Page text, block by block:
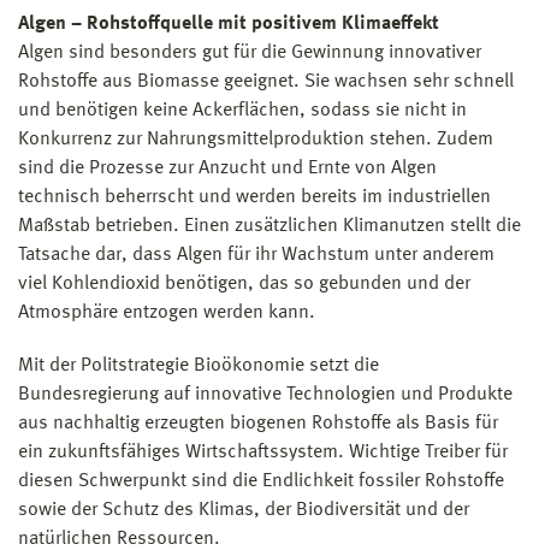
Algen – Rohstoffquelle mit positivem Klimaeffekt
Algen sind besonders gut für die Gewinnung innovativer
Rohstoffe aus Biomasse geeignet. Sie wachsen sehr schnell
und benötigen keine Ackerflächen, sodass sie nicht in
Konkurrenz zur Nahrungsmittelproduktion stehen. Zudem
sind die Prozesse zur Anzucht und Ernte von Algen
technisch beherrscht und werden bereits im industriellen
Maßstab betrieben. Einen zusätzlichen Klimanutzen stellt die
Tatsache dar, dass Algen für ihr Wachstum unter anderem
viel Kohlendioxid benötigen, das so gebunden und der
Atmosphäre entzogen werden kann.
Mit der Politstrategie Bioökonomie setzt die
Bundesregierung auf innovative Technologien und Produkte
aus nachhaltig erzeugten biogenen Rohstoffe als Basis für
ein zukunftsfähiges Wirtschaftssystem. Wichtige Treiber für
diesen Schwerpunkt sind die Endlichkeit fossiler Rohstoffe
sowie der Schutz des Klimas, der Biodiversität und der
natürlichen Ressourcen.